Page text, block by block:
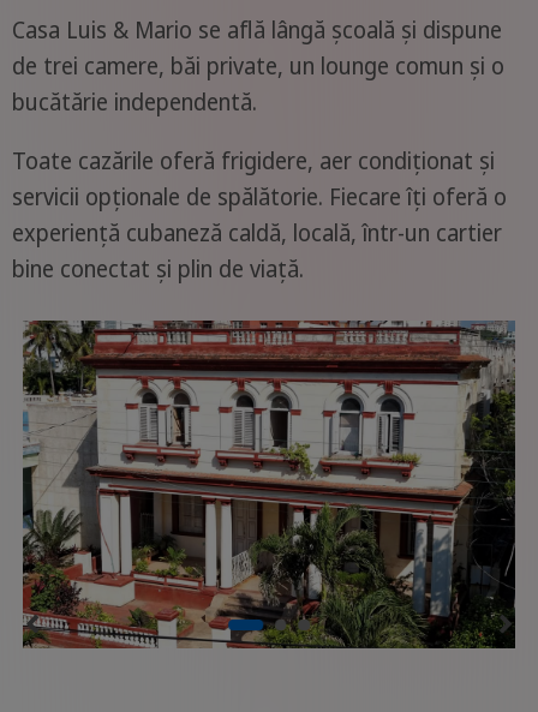
Casa Luis & Mario se află lângă școală și dispune
de trei camere, băi private, un lounge comun și o
bucătărie independentă.
Toate cazările oferă frigidere, aer condiționat și
servicii opționale de spălătorie. Fiecare îți oferă o
experiență cubaneză caldă, locală, într-un cartier
bine conectat și plin de viață.